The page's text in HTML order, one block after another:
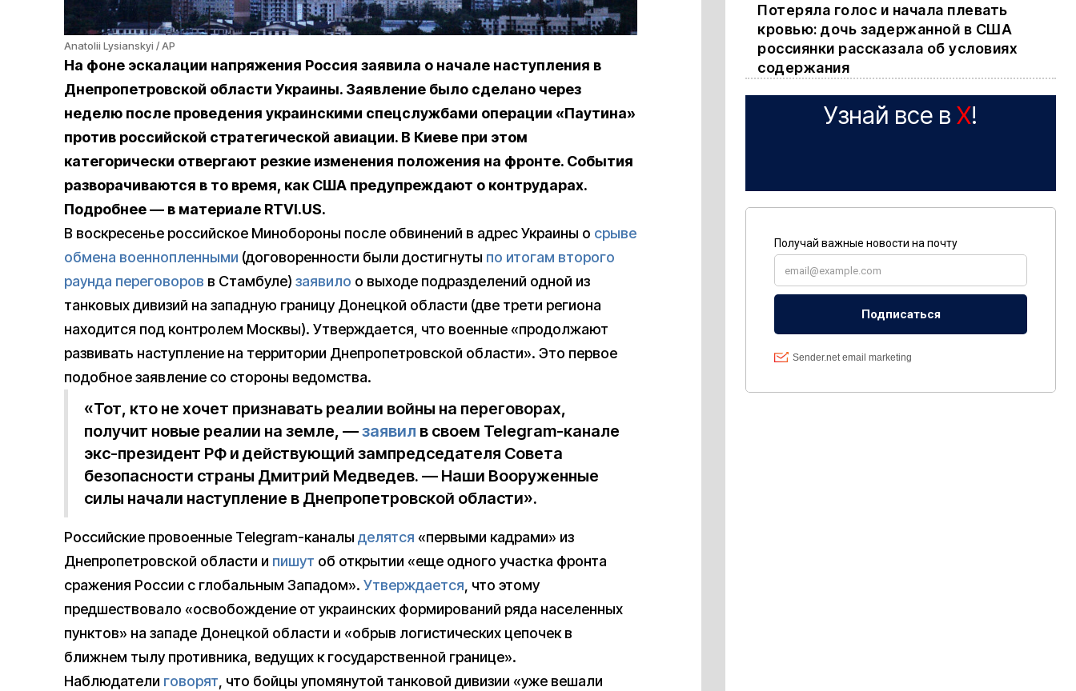
Anatolii Lysianskyi / AP
На фоне эскалации напряжения Россия заявила о начале наступления в
Днепропетровской области Украины. Заявление было сделано через
неделю после проведения украинскими спецслужбами операции «Паутина»
против российской стратегической авиации. В Киеве при этом
категорически отвергают резкие изменения положения на фронте. События
разворачиваются в то время, как США предупреждают о контрударах.
Подробнее — в материале RTVI.US.
В воскресенье российское Минобороны после обвинений в адрес Украины о срыве
обмена военнопленными (договоренности были достигнуты по итогам второго
раунда переговоров в Стамбуле) заявило о выходе подразделений одной из
танковых дивизий на западную границу Донецкой области (две трети региона
находится под контролем Москвы). Утверждается, что военные «продолжают
развивать наступление на территории Днепропетровской области». Это первое
подобное заявление со стороны ведомства.
«Тот, кто не хочет признавать реалии войны на переговорах,
получит новые реалии на земле, —заявил в своем Telegram-канале
экс-президент РФ и действующий зампредседателя Совета
безопасности страны Дмитрий Медведев. — Наши Вооруженные
силы начали наступление в Днепропетровской области».
Российские провоенные Telegram-каналы делятся «первыми кадрами» из
Днепропетровской области и пишут об открытии «еще одного участка фронта
сражения России с глобальным Западом». Утверждается, что этому
предшествовало «освобождение от украинских формирований ряда населенных
пунктов» на западе Донецкой области и «обрыв логистических цепочек в
ближнем тылу противника, ведущих к государственной границе».
Наблюдатели говорят, что бойцы упомянутой танковой дивизии «уже вешали
Потеряла голос и начала плевать
кровью: дочь задержанной в США
россиянки рассказала об условиях
содержания
Узнай все в X!